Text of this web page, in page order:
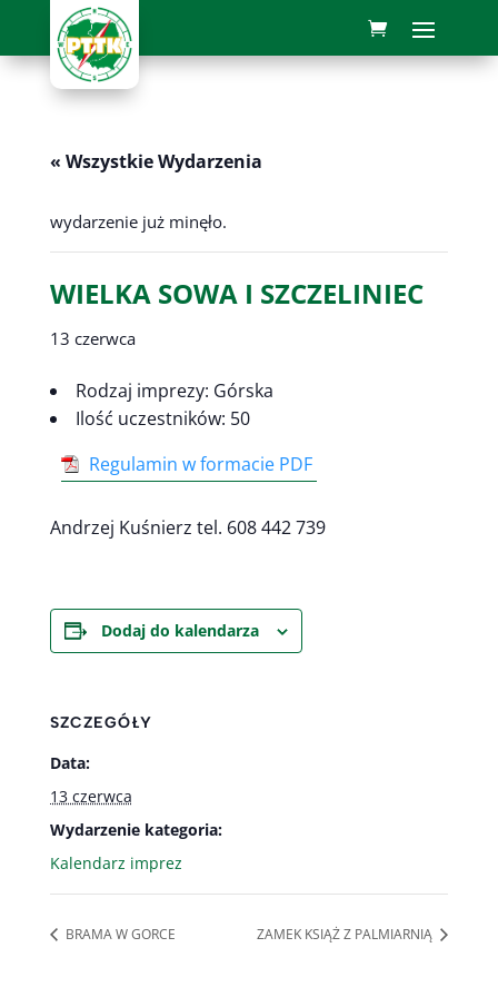
« Wszystkie Wydarzenia
wydarzenie już minęło.
WIELKA SOWA I SZCZELINIEC
13 czerwca
Rodzaj imprezy: Górska
Ilość uczestników: 50
Regulamin w formacie PDF
Andrzej Kuśnierz tel. 608 442 739
Dodaj do kalendarza
SZCZEGÓŁY
Data:
13 czerwca
Wydarzenie kategoria:
Kalendarz imprez
BRAMA W GORCE ZAMEK KSIĄŻ Z PALMIARNIĄ